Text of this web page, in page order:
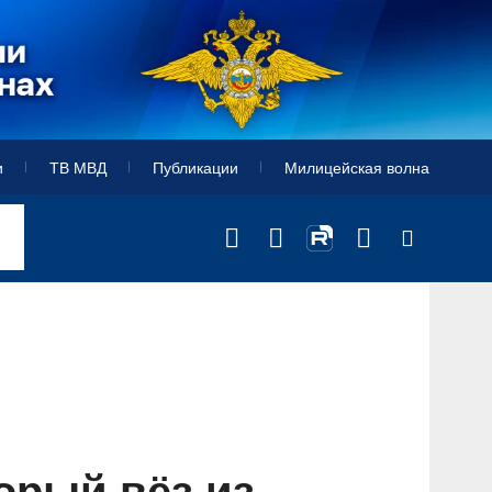
ТВ МВД Публикации Милицейская волна